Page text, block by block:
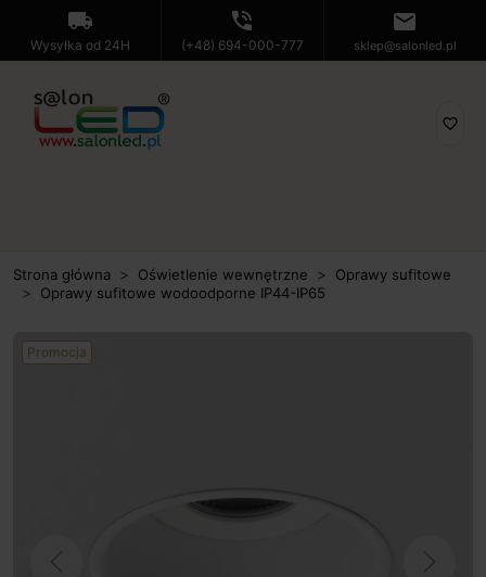
local_shipping
Wysyłka od 24H
phone_in_talk
(+48) 694-000-777
mail
sklep@salonled.pl
favorite_border
Strona główna Oświetlenie wewnętrzne
Oprawy sufitowe
Oprawy sufitowe wodoodporne IP44-IP65
Promocja